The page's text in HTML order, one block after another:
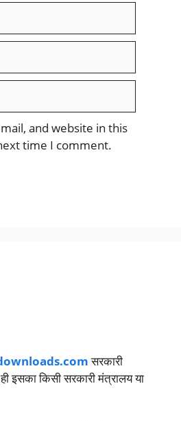
and website in this
time I comment.
सरकारी
इसका किसी सरकारी मंत्रालय या